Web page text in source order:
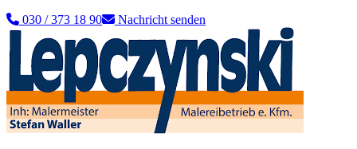
030 / 373 18 90
Nachricht senden